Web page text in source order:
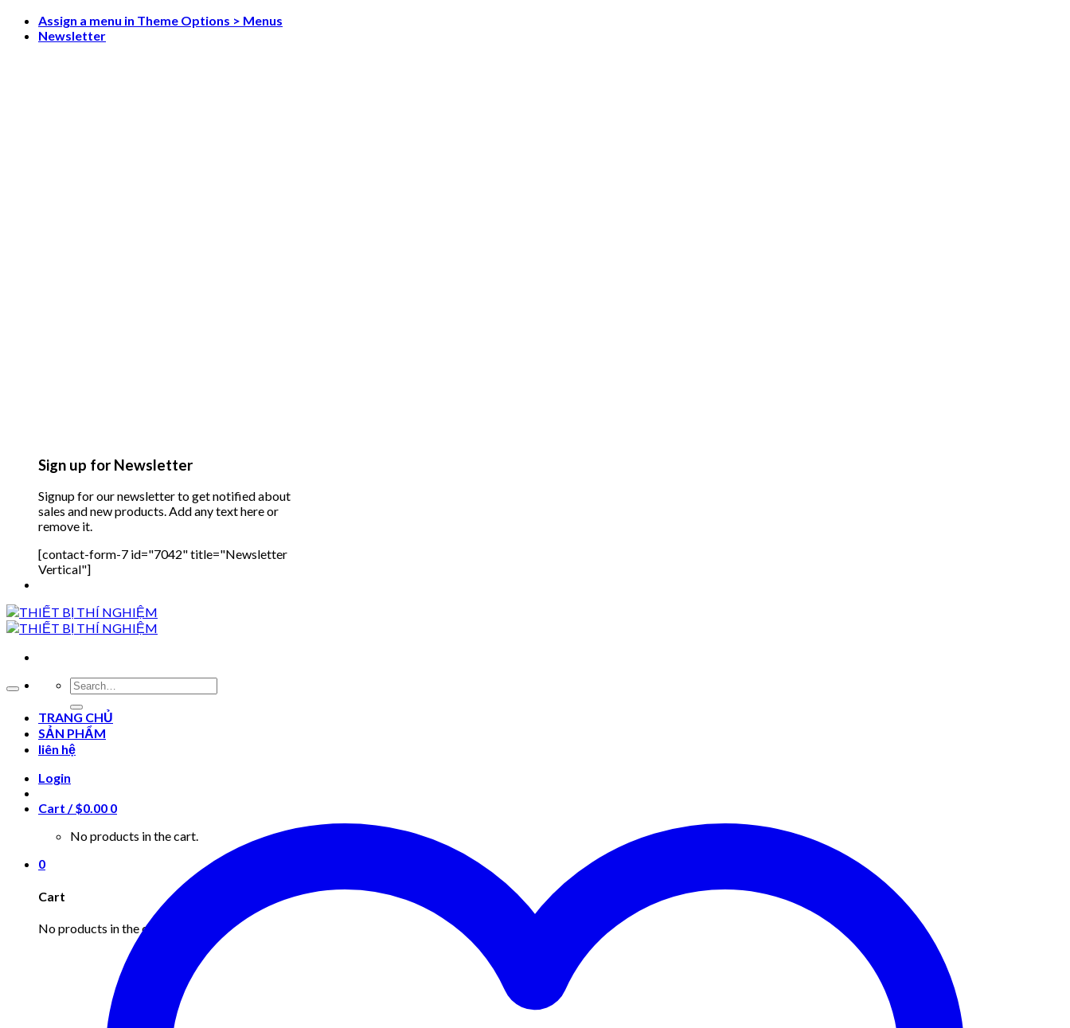
Skip
Assign a menu in Theme Options > Menus
Newsletter
Sign up for Newsletter
Signup for our newsletter to get notified about
sales and new products. Add any text here or
remove it.
[contact-form-7 id="7042" title="Newsletter
Vertical"]
Search
for:
TRANG CHỦ
SẢN PHẨM
liên hệ
Login
Cart /$0.00 0
No products in the cart.
0
Cart
No products in the cart.